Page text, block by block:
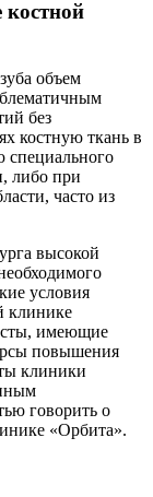
объем
без
костную ткань в
специального
либо при
часто из
высокой
условия
клинике
имеющие
повышения
клиники
говорить о
«Орбита».